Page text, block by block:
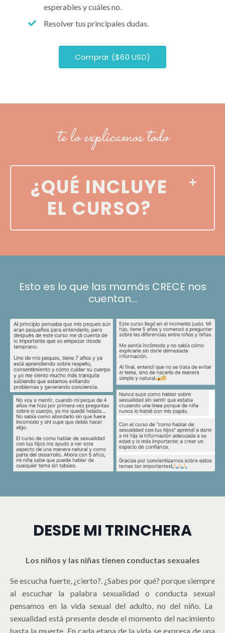
esperables y cuáles no.
Resolver tus principales dudas.
Comprar ($60 USD)
te lo explicamos todo
¿QUÉ INCLUYE
EL CURSO?
Esto es lo que las mamás CRECE nos
cuentan...
DESDE MI TRINCHERA
Los niños y las niñas tienen conductas sexuales
Se escucha fuerte, ¿cierto?. ¿Sabes por qué? porque siempre
al escuchar la palabrasexualidad oconducta sexual
pensamos en la vida sexual del adulto, no del niño. La
sexualidad está presente desde el momento del nacimiento
hasta la muerte. En cada etapa de la vida se expresa de una